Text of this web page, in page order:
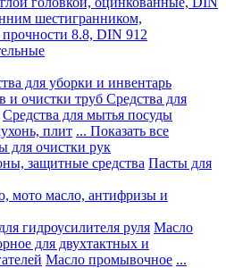
шестигранником,
8.8, DIN 912
для уборки и инвентарь
и очистки труб Средства для
Средства для мытья посуды
плит ... Показать все
для очистки рук
защитные средства Пасты для
мото масло, антифризы и
гидроусилителя руля Масло
для двухтактных и
Масло промывочное ...